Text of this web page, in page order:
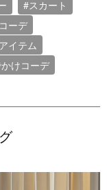
#スカート
ーデ
イテム
けコーデ